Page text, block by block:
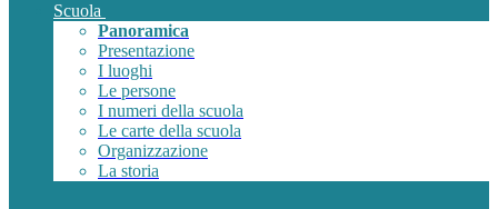
Scuola
Panoramica
Presentazione
I luoghi
Le persone
I numeri della scuola
Le carte della scuola
Organizzazione
La storia